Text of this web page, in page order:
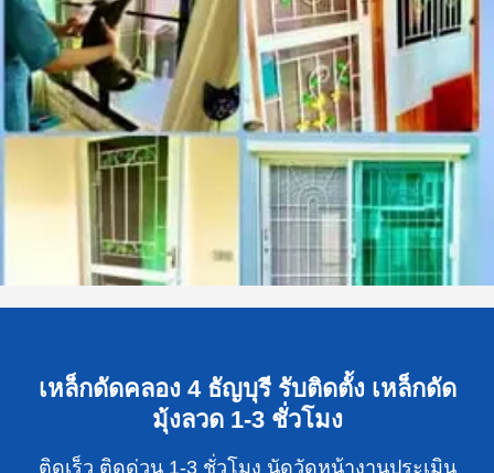
เหล็กดัดคลอง 4 ธัญบุรี รับติดตั้ง เหล็กดัด
มุ้งลวด 1-3 ชั่วโมง
ติดเร็ว ติดด่วน 1-3 ชั่วโมง นัดวัดหน้างานประเมิน